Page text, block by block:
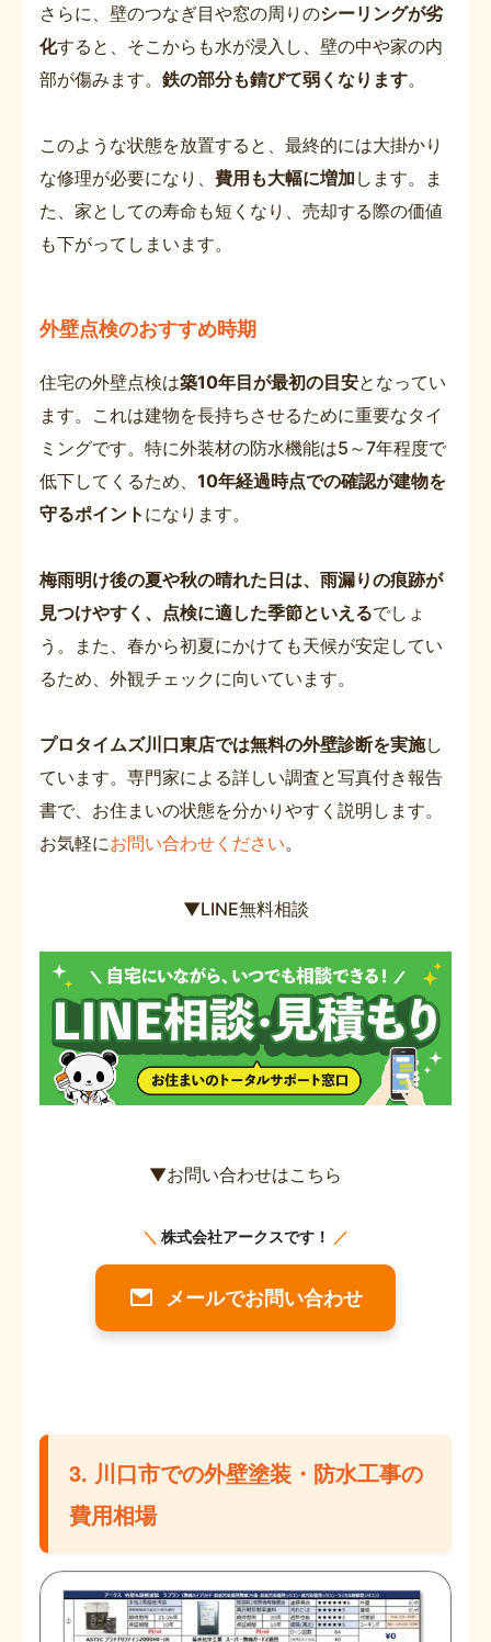
さらに、壁のつなぎ目や窓の周りのシーリングが劣
化すると、そこからも水が浸入し、壁の中や家の内
部が傷みます。 鉄の部分も錆びて弱くなります。
このような状態を放置すると、最終的には大掛かり
な修理が必要になり、 費用も大幅に増加 します。ま
た、家としての寿命も短くなり、売却する際の価値
も下がってしまいます。
外壁点検のおすすめ時期
住宅の外壁点検は築10年目が最初の目安となってい
ます。これは建物を長持ちさせるために重要なタイ
ミングです。特に外装材の防水機能は5～7年程度で
低下してくるため、 10年経過時点での確認が建物を
守るポイント になります。
梅雨明け後の夏や秋の晴れた日は、雨漏りの痕跡が
見つけやすく、点検に適した季節といえるでしょ
う。また、春から初夏にかけても天候が安定してい
るため、外観チェックに向いています。
プロタイムズ川口東店では無料の外壁診断を実施し
ています。専門家による詳しい調査と写真付き報告
書で、お住まいの状態を分かりやすく説明します。
お気軽にお問い合わせください。
▼LINE無料相談
▼お問い合わせはこちら
メールでお問い合わせ
3. 川口市での外壁塗装・防水工事の
費用相場